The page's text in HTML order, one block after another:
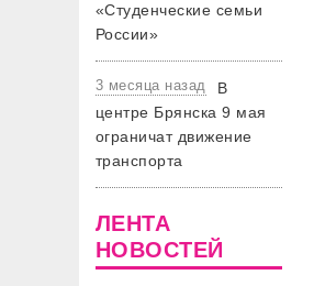
«Студенческие семьи
России»
3 месяца назад
В
центре Брянска 9 мая
ограничат движение
транспорта
ЛЕНТА
НОВОСТЕЙ